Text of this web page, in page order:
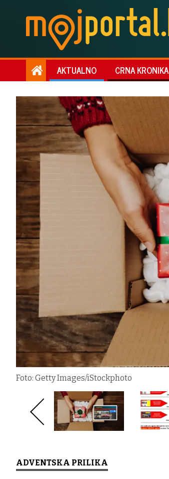
AKTUALNO CRNA KRONIKA
Foto: Getty Images/iStockphoto
ADVENTSKA PRILIKA